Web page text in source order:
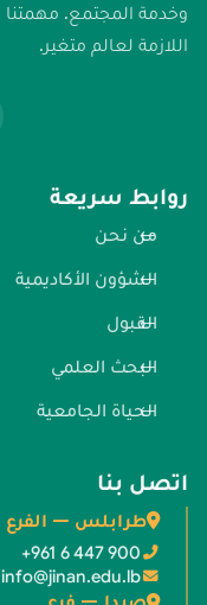
وخدمة المجتمع.
اللازمة لعالم متغير.
روابط سريعة
من نحن
الشؤون الأكاديمية
القبول
البحث العلمي
الحياة الجامعية
اتصل بنا
طرابلس — الفرع
+961 6 447 900
info@jinan.edu.lb